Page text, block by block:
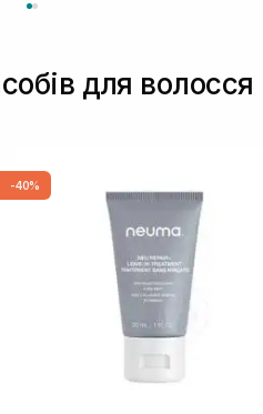
для волосся
-40%